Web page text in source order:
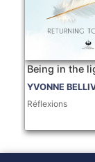
Being in the
YVONNE
Réflexions